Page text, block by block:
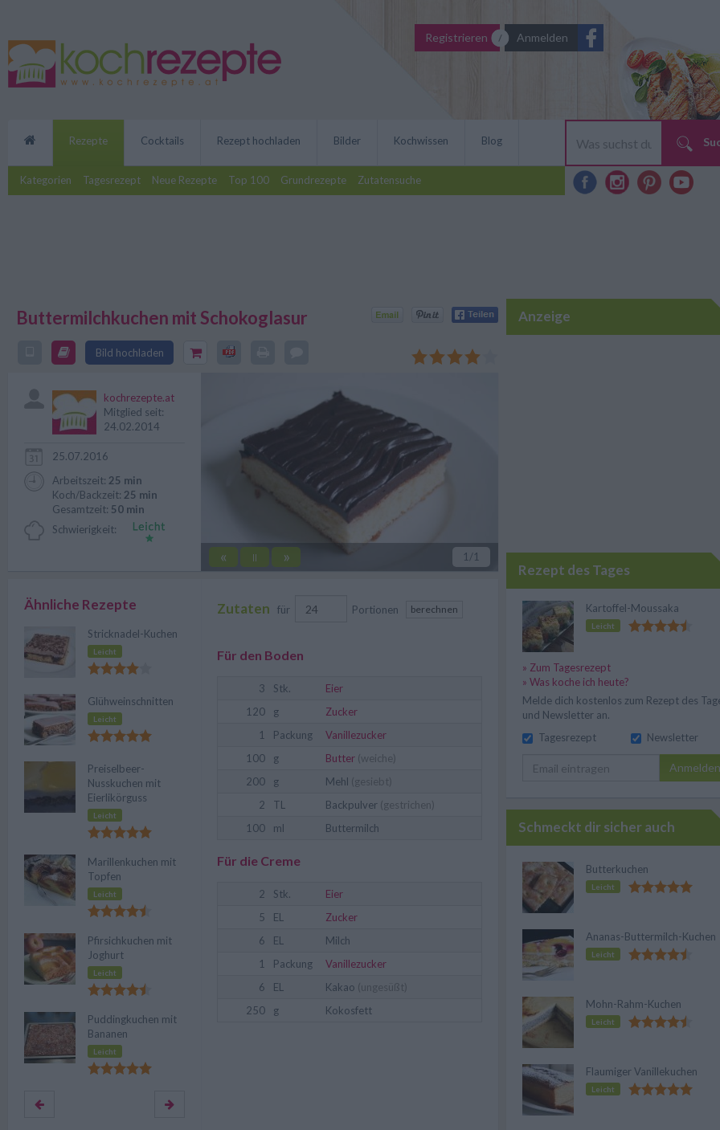
Registrieren Anmelden
Rezepte
Kategorien Tagesrezept Neue Rezepte Top 100 Grundrezepte Zutatensuche
Cocktails Rezept hochladen Bilder Kochwissen Blog
Buttermilchkuchen mit Schokoglasur
Bild hochladen
Zubereitung und somit auch für Backanfänger geeignet. Ein
Rezept für Menschen, die es gerne süß mögen.
« || » 1 /1
kochrezepte.at
Mitglied seit:
24.02.2014
25.07.2016
Arbeitszeit: 25 min
Koch/Backzeit: 25 min
Gesamtzeit: 50 min
Schwierigkeit:
Zutaten für Portionen berechnen
Für den Boden
3 Stk.
Eier
120
g
Zucker
1
Packung
Vanillezucker
100
g Butter (weiche)
200
g Mehl (gesiebt)
2
TL Backpulver (gestrichen)
100
ml Buttermilch
Für die Creme
2 Stk.
Eier
5
EL
Zucker
6
EL
Milch
1
Packung
Vanillezucker
6
EL Kakao (ungesüßt)
250
g Kokosfett
Ähnliche Rezepte
Stricknadel-Kuchen
Leicht
Glühweinschnitten
Leicht
Preiselbeer-
Nusskuchen mit
Eierlikörguss
Leicht
Marillenkuchen mit
Topfen
Leicht
Pfirsichkuchen mit
Joghurt
Leicht
Puddingkuchen mit
Bananen
Leicht
Anzeige
Rezept des Tages
Kartoffel-Moussaka
Leicht
» Zum Tagesrezept
» Was koche ich heute?
Melde dich kostenlos zum Rezept des
und Newsletter an.
Tagesrezept
Newsletter
Anmelden
Schmeckt dir sicher auch
Butterkuchen
Leicht
Ananas-Buttermilch-Kuchen
Leicht
Mohn-Rahm-Kuchen
Leicht
Flaumiger Vanillekuchen
Leicht